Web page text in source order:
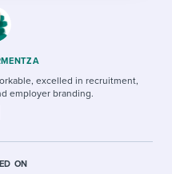
excelled in recruitment,
employer branding.
ON